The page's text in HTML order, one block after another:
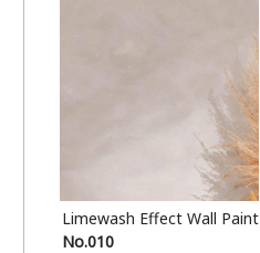
Limewash Effect Wall Paint
No.010